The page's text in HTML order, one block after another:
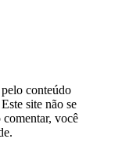
conteúdo
site não se
você